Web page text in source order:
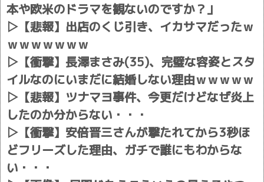
本や欧米のドラマを観ないのですか？」
▷ 【悲報】出店のくじ引き、イカサマだったｗ
ｗｗｗｗｗｗｗ
▷ 【衝撃】長澤まさみ(35)、完璧な容姿とスタ
イルなのにいまだに結婚しない理由ｗｗｗｗｗ
▷ 【悲報】ツナマヨ事件、今更だけどなぜ炎上
したのか分からない・・・
▷ 【衝撃】安倍晋三さんが撃たれてから3秒ほ
どフリーズした理由、ガチで誰にもわからな
い・・・